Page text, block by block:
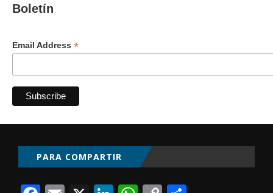
Boletín
Email Address *
PARA COMPARTIR